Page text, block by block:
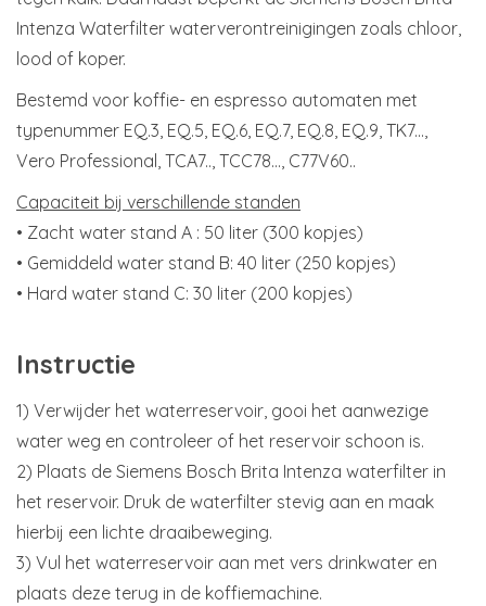
Intenza Waterfilter waterverontreinigingen zoals chloor,
lood of koper.
Bestemd voor koffie- en espresso automaten met
typenummer EQ.3, EQ.5, EQ.6, EQ.7, EQ.8, EQ.9, TK7...,
Vero Professional, TCA7.., TCC78..., C77V60..
Capaciteit bij verschillende standen
• Zacht water stand A : 50 liter (300 kopjes)
• Gemiddeld water stand B: 40 liter (250 kopjes)
• Hard water stand C: 30 liter (200 kopjes)
Instructie
1) Verwijder het waterreservoir, gooi het aanwezige
water weg en controleer of het reservoir schoon is.
2) Plaats de Siemens Bosch Brita Intenza waterfilter in
het reservoir. Druk de waterfilter stevig aan en maak
hierbij een lichte draaibeweging.
3) Vul het waterreservoir aan met vers drinkwater en
plaats deze terug in de koffiemachine.